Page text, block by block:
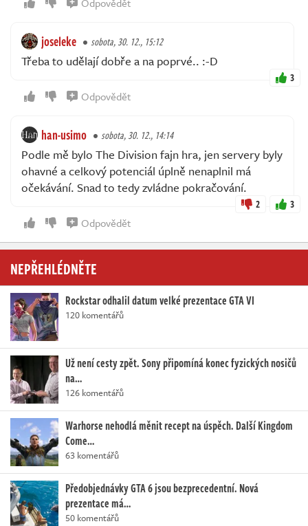
joseleke sobota, 30. 12., 15:12
Třeba to udělají dobře a na poprvé.. :-D
3
Odpovědět
han-usimo sobota, 30. 12., 14:14
Podle mě bylo The Division fajn hra, jen servery byly
ohavné a celkový potenciál úplně nenaplnil má
očekávání. Snad to tedy zvládne pokračování.
2 3
Odpovědět
NEPŘEHLÉDNĚTE
Rockstar odhalil datum velké prezentace GTA VI
120 komentářů
Už není cesty zpět. Sony připomíná konec fyzických nosičů
na…
126 komentářů
Warhorse nehodlá měnit recept na úspěch. Další Kingdom
Come…
63 komentářů
Předobjednávky GTA 6 jsou bezprecedentní. Nová
prezentace má…
50 komentářů